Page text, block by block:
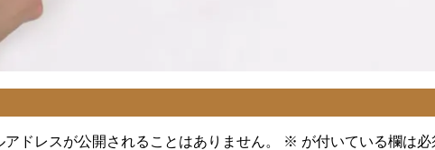
アドレスが公開されることはありません。 ※ が付いている欄は